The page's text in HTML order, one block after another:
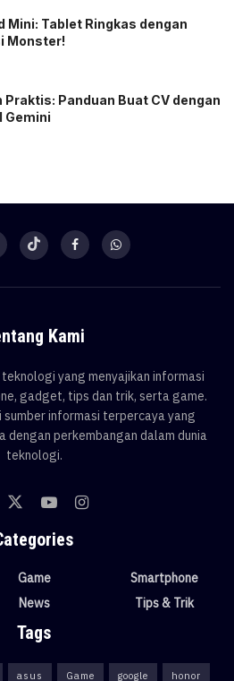
Mini: Tablet Ringkas dengan
Monster!
Praktis: Panduan Buat CV dengan
Gemini
Kami
yang menyajikan informasi
gadget, tips dan trik, serta game.
informasi terpercaya yang
dengan perkembangan dalam dunia
teknologi.
Game
News
Smartphone
Tips & Trik
Tags
asus Game google honor